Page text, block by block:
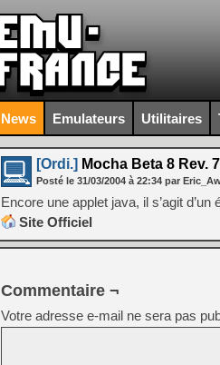
News Emulateurs Utilitaires
[Ordi.] Mocha Beta 8 Rev. 7
Posté le 31/03/2004 à 22:34 par
Encore une applet java, il s’agit
Site Officiel
Commentaire ¬
Votre adresse e-mail ne sera pas